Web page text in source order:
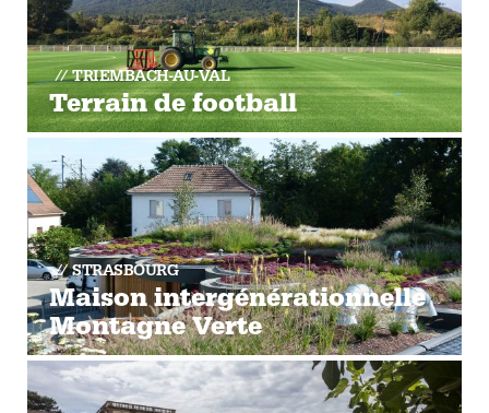
TRIEMBACH-AU-VAL
Terrain de football
STRASBOURG
Maison intergénérationnelle
Montagne Verte